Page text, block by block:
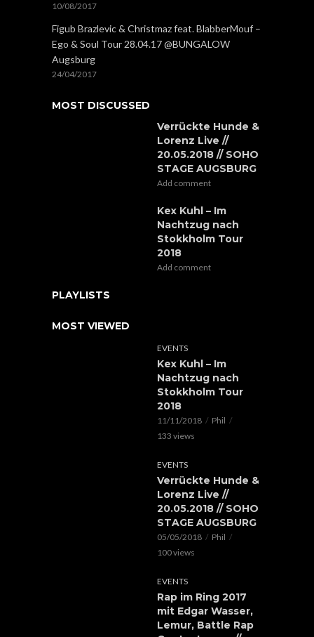
10/08/2017
Figub Brazlevic & Christmaz feat. BlabberMouf –
Ego & Soul Tour 28.04.17 @BUNGALOW
Augsburg
24/04/2017
MOST DISCUSSED
Verrückte Hunde &
Lorenz Live //
20.05.2018 // SOHO
STAGE AUGSBURG
Add comment
Kex Kuhl – Im
Nachtzug nach
Stokkholm Tour
2018
Add comment
PLAYLISTS
MOST VIEWED
EVENTS
Kex Kuhl – Im
Nachtzug nach
Stokkholm Tour
2018
11/11/2018
Phil
133 views
EVENTS
Verrückte Hunde &
Lorenz Live //
20.05.2018 // SOHO
STAGE AUGSBURG
05/05/2018
Phil
100 views
EVENTS
Rap im Ring 2017
mit Edgar Wasser,
Lemur, Battle Rap